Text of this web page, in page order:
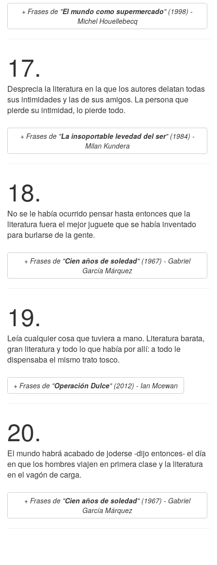
Frases de "El mundo como supermercado" (1998) -
Michel Houellebecq
17.
Desprecia la literatura en la que los autores delatan todas
sus intimidades y las de sus amigos. La persona que
pierde su intimidad, lo pierde todo.
Frases de "La insoportable levedad del ser" (1984) -
Milan Kundera
18.
No se le había ocurrido pensar hasta entonces que la
literatura fuera el mejor juguete que se había inventado
para burlarse de la gente.
Frases de "Cien años de soledad" (1967) - Gabriel
García Márquez
19.
Leía cualquier cosa que tuviera a mano. Literatura barata,
gran literatura y todo lo que había por allí: a todo le
dispensaba el mismo trato tosco.
Frases de "Operación Dulce" (2012) - Ian Mcewan
20.
El mundo habrá acabado de joderse -dijo entonces- el día
en que los hombres viajen en primera clase y la literatura
en el vagón de carga.
Frases de "Cien años de soledad" (1967) - Gabriel
García Márquez